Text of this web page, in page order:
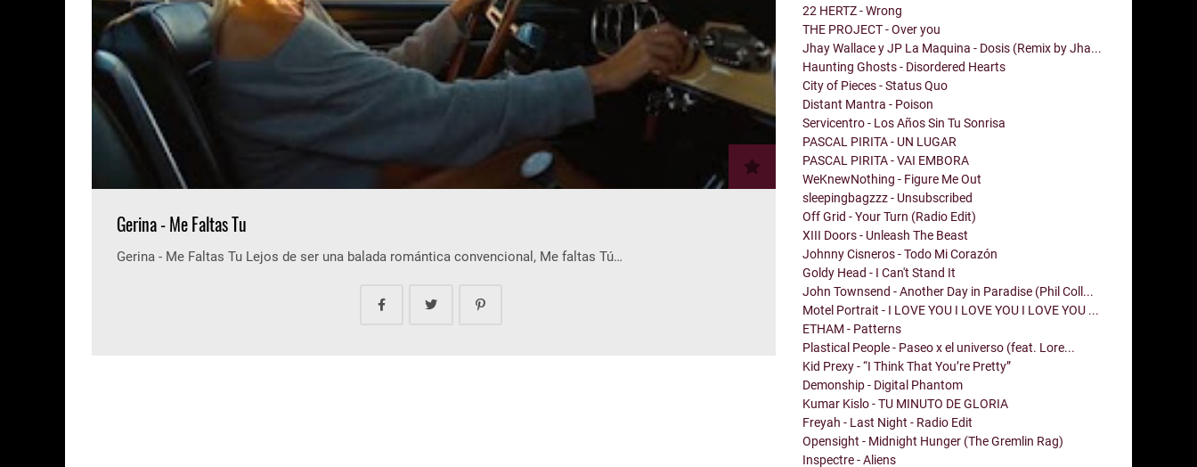
Gerina - Me Faltas Tu
Gerina - Me Faltas Tu Lejos de ser una balada romántica convencional, Me faltas Tú…
22 HERTZ - Wrong
THE PROJECT - Over you
Jhay Wallace y JP La Maquina - Dosis (Remix by Jha...
Haunting Ghosts - Disordered Hearts
City of Pieces - Status Quo
Distant Mantra - Poison
Servicentro - Los Años Sin Tu Sonrisa
PASCAL PIRITA - UN LUGAR
PASCAL PIRITA - VAI EMBORA
WeKnewNothing - Figure Me Out
sleepingbagzzz - Unsubscribed
Off Grid - Your Turn (Radio Edit)
XIII Doors - Unleash The Beast
Johnny Cisneros - Todo Mi Corazón
Goldy Head - I Can't Stand It
John Townsend - Another Day in Paradise (Phil Coll...
Motel Portrait - I LOVE YOU I LOVE YOU I LOVE YOU ...
ETHAM - Patterns
Plastical People - Paseo x el universo (feat. Lore...
Kid Prexy - “I Think That You’re Pretty”
Demonship - Digital Phantom
Kumar Kislo - TU MINUTO DE GLORIA
Freyah - Last Night - Radio Edit
Opensight - Midnight Hunger (The Gremlin Rag)
Inspectre - Aliens